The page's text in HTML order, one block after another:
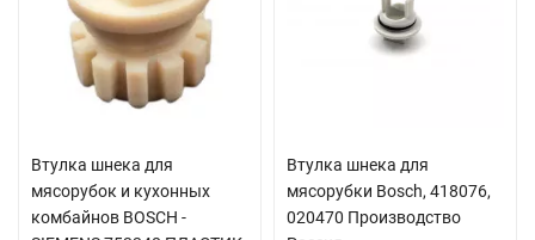
Втулка шнека для
мясорубок и кухонных
комбайнов BOSCH -
Втулка шнека для
мясорубки Bosch, 418076,
020470 Производство